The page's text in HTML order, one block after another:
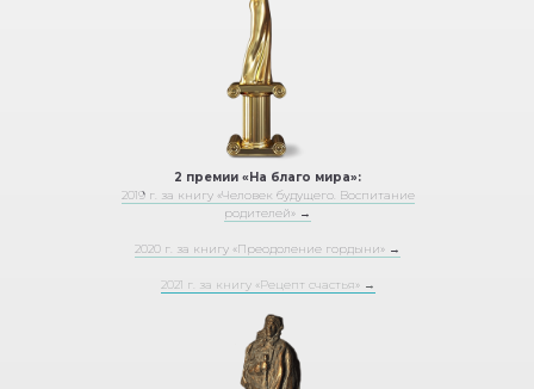
2 премии «На благо мира»:
2019 г. за книгу «Человек будущего. Воспитание
родителей» →
2020 г. за книгу «Преодоление гордыни» →
2021 г. за книгу «Рецепт счастья» →